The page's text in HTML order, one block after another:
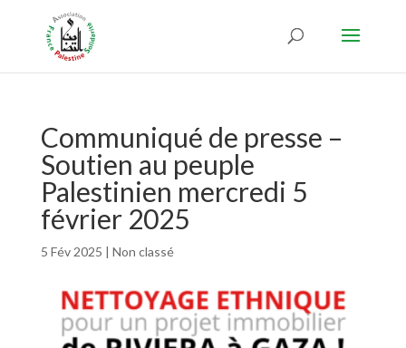
Communiqué de presse –
Soutien au peuple
Palestinien mercredi 5
février 2025
5 Fév 2025 | Non classé